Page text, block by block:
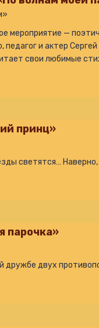
мероприятие —
и актер
свои любимые
принц»
светятся…
парочка»
дружбе двух